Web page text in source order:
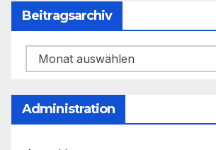
Beitragsarchiv
Beitragsarchiv
Administration